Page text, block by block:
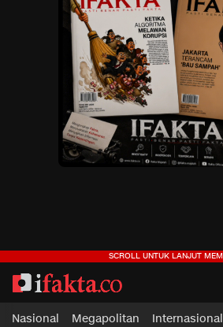
ifakta.co
#pastibenar
Nasional Megapolitan Internasional